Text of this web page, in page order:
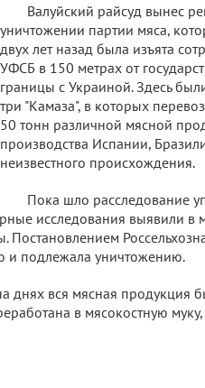
Валуйский райсуд вынес
уничтожении партии мяса,
двух лет назад была изъята
УФСБ в 150 метрах от
границы с Украиной. Здесь
три "Камаза", в которых
50 тонн различной мясной
производства Испании,
неизвестного происхождения.
Пока шло расследование
исследования выявили в
и подлежала уничтожению.
днях вся мясная продукция
в мясокостную муку,